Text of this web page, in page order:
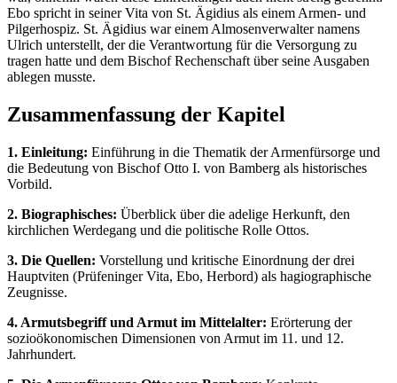
Ebo spricht in seiner Vita von St. Ägidius als einem Armen- und
Pilgerhospiz. St. Ägidius war einem Almosenverwalter namens
Ulrich unterstellt, der die Verantwortung für die Versorgung zu
tragen hatte und dem Bischof Rechenschaft über seine Ausgaben
ablegen musste.
Zusammenfassung der Kapitel
1. Einleitung: Einführung in die Thematik der Armenfürsorge und
die Bedeutung von Bischof Otto I. von Bamberg als historisches
Vorbild.
2. Biographisches: Überblick über die adelige Herkunft, den
kirchlichen Werdegang und die politische Rolle Ottos.
3. Die Quellen: Vorstellung und kritische Einordnung der drei
Hauptviten (Prüfeninger Vita, Ebo, Herbord) als hagiographische
Zeugnisse.
4. Armutsbegriff und Armut im Mittelalter: Erörterung der
sozioökonomischen Dimensionen von Armut im 11. und 12.
Jahrhundert.